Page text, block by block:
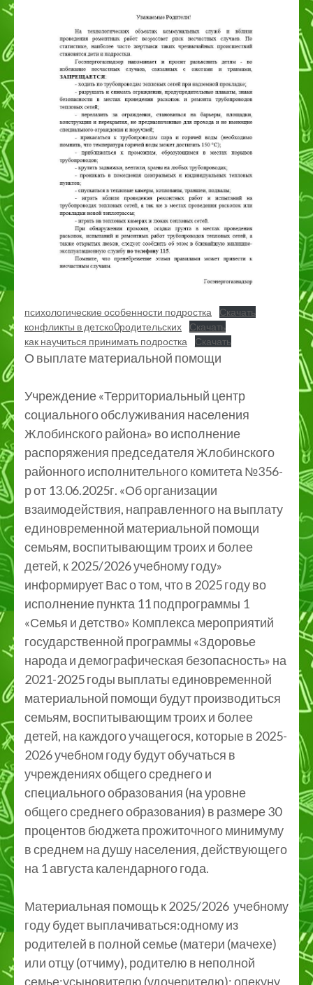
психологические особенности подростка
Скачать
конфликты в детско0родительских
Скачать
как научиться принимать подростка
Скачать
О выплате материальной помощи
Учреждение «Территориальный центр
социального обслуживания населения
Жлобинского района» во исполнение
распоряжения председателя Жлобинского
районного исполнительного комитета №356-
р от 13.06.2025г. «Об организации
взаимодействия, направленного на выплату
единовременной материальной помощи
семьям, воспитывающим троих и более
детей, к 2025/2026 учебному году»
информирует Вас о том, что в 2025 году во
исполнение пункта 11 подпрограммы 1
«Семья и детство» Комплекса мероприятий
государственной программы «Здоровье
народа и демографическая безопасность» на
2021-2025 годы выплаты единовременной
материальной помощи будут производиться
семьям, воспитывающим троих и более
детей, на каждого учащегося, которые в 2025-
2026 учебном году будут обучаться в
учреждениях общего среднего и
специального образования (на уровне
общего среднего образования) в размере 30
процентов бюджета прожиточного минимуму
в среднем на душу населения, действующего
на 1 августа календарного года.
Материальная помощь к 2025/2026 учебному
году будет выплачиваться:одному из
родителей в полной семье (матери (мачехе)
или отцу (отчиму), родителю в неполной
семье;усыновителю (удочерителю); опекуну